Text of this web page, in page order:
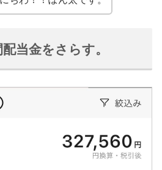
配当金をさらす。